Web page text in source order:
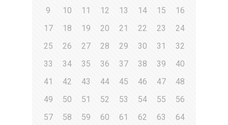
9
10 11 12 13 14 15
16
17
18 19 20 21 22 23
24
25
26 27 28 29 30 31
32
33
34 35 36 37 38 39
40
41
42 43 44 45 46 47
48
49
50 51 52 53 54 55
56
57
58 59 60 61 62 63
64